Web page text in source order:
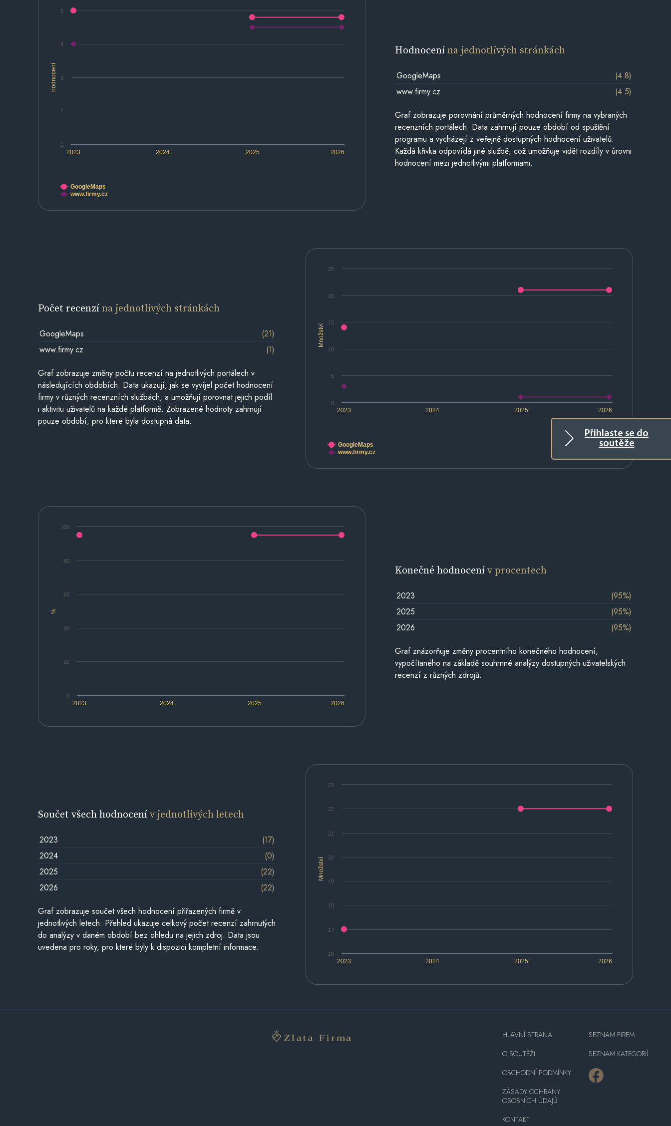
Přihlaste se do
soutěže
hodnocení
2023 2024 2025 2026
1
2
3
4
5
GoogleMaps
www.firmy.cz
Hodnocenína jednotlivých stránkách
GoogleMaps
(4.8)
www.firmy.cz
(4.5)
Graf zobrazuje porovnání průměrných hodnocení firmy na vybraných
recenzních portálech. Data zahrnují pouze období od spuštění
programu a vycházejí z veřejně dostupných hodnocení uživatelů.
Každá křivka odpovídá jiné službě, což umožňuje vidět rozdíly v úrovni
hodnocení mezi jednotlivými platformami.
Množství
2023 2024 2025 2026
0
5
10
15
20
25
GoogleMaps
www.firmy.cz
Počet recenzína jednotlivých stránkách
GoogleMaps
(21)
www.firmy.cz
(1)
Graf zobrazuje změny počtu recenzí na jednotlivých portálech v
následujících obdobích. Data ukazují, jak se vyvíjel počet hodnocení
firmy v různých recenzních službách, a umožňují porovnat jejich podíl
i aktivitu uživatelů na každé platformě. Zobrazené hodnoty zahrnují
pouze období, pro které byla dostupná data.
%
2023 2024 2025 2026
0
20
40
60
80
100
Konečné hodnocenív procentech
2023
(95%)
2025
(95%)
2026
(95%)
Graf znázorňuje změny procentního konečného hodnocení,
vypočítaného na základě souhrnné analýzy dostupných uživatelských
recenzí z různých zdrojů.
Množství
2023 2024 2025 2026
16
17
18
19
20
21
22
23
Součet všech hodnocenív jednotlivých letech
2023
(17)
2024
(0)
2025
(22)
2026
(22)
Graf zobrazuje součet všech hodnocení přiřazených firmě v
jednotlivých letech. Přehled ukazuje celkový počet recenzí zahrnutých
do analýzy v daném období bez ohledu na jejich zdroj. Data jsou
uvedena pro roky, pro které byly k dispozici kompletní informace.
HLAVNÍ STRANA
O SOUTĚŽI
OBCHODNÍ PODMÍNKY
ZÁSADY OCHRANY
OSOBNÍCH ÚDAJŮ
KONTAKT
SEZNAM FIREM
SEZNAM KATEGORIÍ